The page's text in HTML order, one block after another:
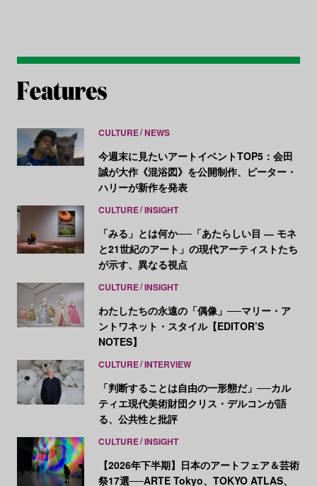
CULTURE NEWS
今週末に見たいアートイベントTOP5：会田
誠が大作《混浴図》を公開制作、ピーター・
ハリーが新作を発表
CULTURE INSIGHT
「みる」とは何か──「あたらしい目 ― モネ
と21世紀のアート」の現代アーティストたち
が示す、異なる視点
CULTURE INSIGHT
わたしたちの永遠の「偶像」──マリー・ア
ントワネット・スタイル【EDITOR’S
NOTES】
CULTURE INTERVIEW
「判断することは自由の一形態だ」──カル
ティエ現代美術財団クリス・デルコンが語
る、公共性と批評
CULTURE INSIGHT
【2026年下半期】日本のアートフェア＆芸術
祭17選──ARTE Tokyo、TOKYO ATLAS、